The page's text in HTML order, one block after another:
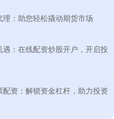
：助您轻松撬动期货市场
：在线配资炒股开户，开启投
资：解锁资金杠杆，助力投资